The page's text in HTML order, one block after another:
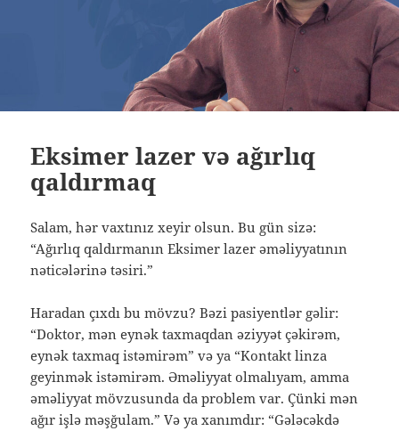
Eksimer lazer və ağırlıq
qaldırmaq
Salam, hər vaxtınız xeyir olsun. Bu gün sizə:
“Ağırlıq qaldırmanın Eksimer lazer əməliyyatının
nəticələrinə təsiri.”
Haradan çıxdı bu mövzu? Bəzi pasiyentlər gəlir:
“Doktor, mən eynək taxmaqdan əziyyət çəkirəm,
eynək taxmaq istəmirəm” və ya “Kontakt linza
geyinmək istəmirəm. Əməliyyat olmalıyam, amma
əməliyyat mövzusunda da problem var. Çünki mən
ağır işlə məşğulam.” Və ya xanımdır: “Gələcəkdə